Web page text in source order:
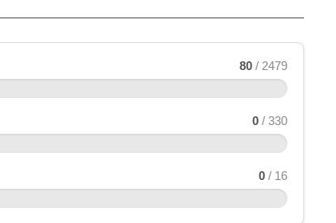
80 / 2479
0 / 330
0 / 16